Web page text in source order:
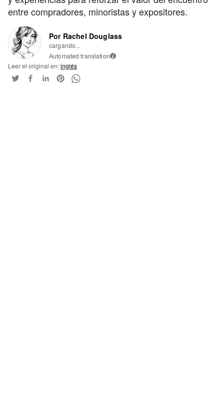
entre compradores, minoristas y expositores.
Por Rachel Douglass
cargando...
Automated translation i
Leer el original en:inglés